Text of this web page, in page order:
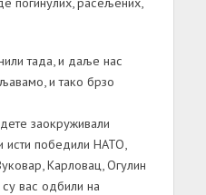
тада, и даље нас
и тако брзо
заокруживали
исти победили НАТО,
Карловац, Огулин
вас одбили на